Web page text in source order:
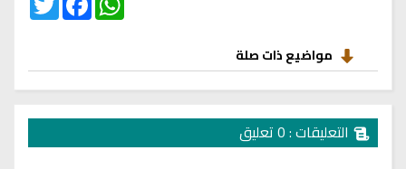
مواضيع ذات صلة
التعليقات : 0 تعليق